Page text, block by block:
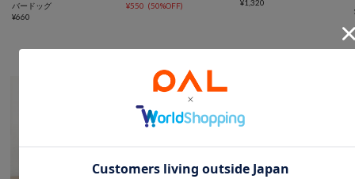
バードッグ
¥660
¥550 (50%OFF) ¥1,320